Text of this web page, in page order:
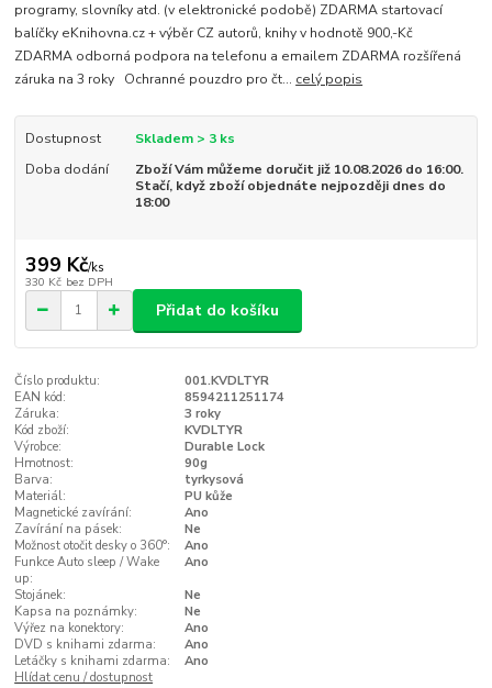
programy, slovníky atd. (v elektronické podobě) ZDARMA startovací
balíčky eKnihovna.cz + výběr CZ autorů, knihy v hodnotě 900,-Kč
ZDARMA odborná podpora na telefonu a emailem ZDARMA rozšířená
záruka na 3 roky Ochranné pouzdro pro čt... celý popis
Dostupnost
Skladem > 3 ks
Doba dodání
Zboží Vám můžeme doručit již 10.08.2026 do 16:00.
Stačí, když zboží objednáte nejpozději dnes do
18:00
399 Kč/ks
330 Kč bez DPH
Přidat do košíku
Číslo produktu:
001.KVDLTYR
EAN kód:
8594211251174
Záruka:
3 roky
Kód zboží:
KVDLTYR
Výrobce:
Durable Lock
Hmotnost:
90g
Barva:
tyrkysová
Materiál:
PU kůže
Magnetické zavírání:
Ano
Zavírání na pásek:
Ne
Možnost otočit desky o 360°:
Ano
Funkce Auto sleep / Wake
up:
Ano
Stojánek:
Ne
Kapsa na poznámky:
Ne
Výřez na konektory:
Ano
DVD s knihami zdarma:
Ano
Letáčky s knihami zdarma:
Ano
Hlídat cenu / dostupnost